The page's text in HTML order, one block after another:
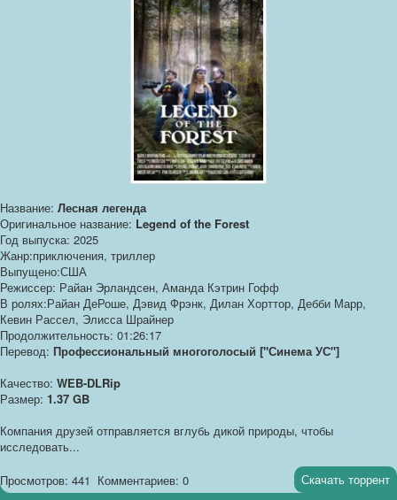
Название: Лесная легенда
Оригинальное название: Legend of the Forest
Год выпуска: 2025
Жанр:приключения, триллер
Выпущено:США
Режиссер: Райан Эрландсен, Аманда Кэтрин Гофф
В ролях:Райан ДеРоше, Дэвид Фрэнк, Дилан Хорттор, Дебби Марр,
Кевин Рассел, Элисса Шрайнер
Продолжительность: 01:26:17
Перевод: Профессиональный многоголосый ["Синема УС"]
Качество: WEB-DLRip
Размер: 1.37 GB
Компания друзей отправляется вглубь дикой природы, чтобы
исследовать...
Просмотров: 441 Комментариев: 0 Скачать торрент